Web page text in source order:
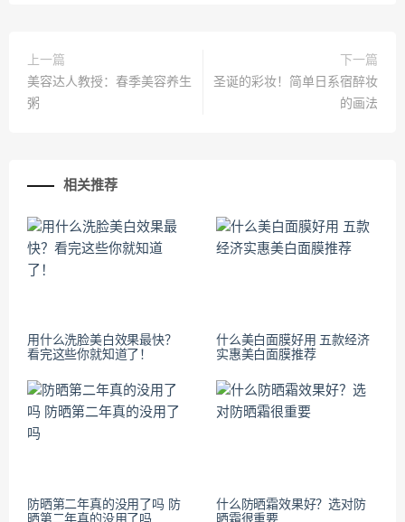
上一篇
美容达人教授：春季美容养生
粥
下一篇
圣诞的彩妆！简单日系宿醉妆
的画法
相关推荐
用什么洗脸美白效果最快？
看完这些你就知道了！
什么美白面膜好用 五款经济
实惠美白面膜推荐
防晒第二年真的没用了吗 防
晒第二年真的没用了吗
什么防晒霜效果好？选对防
晒霜很重要